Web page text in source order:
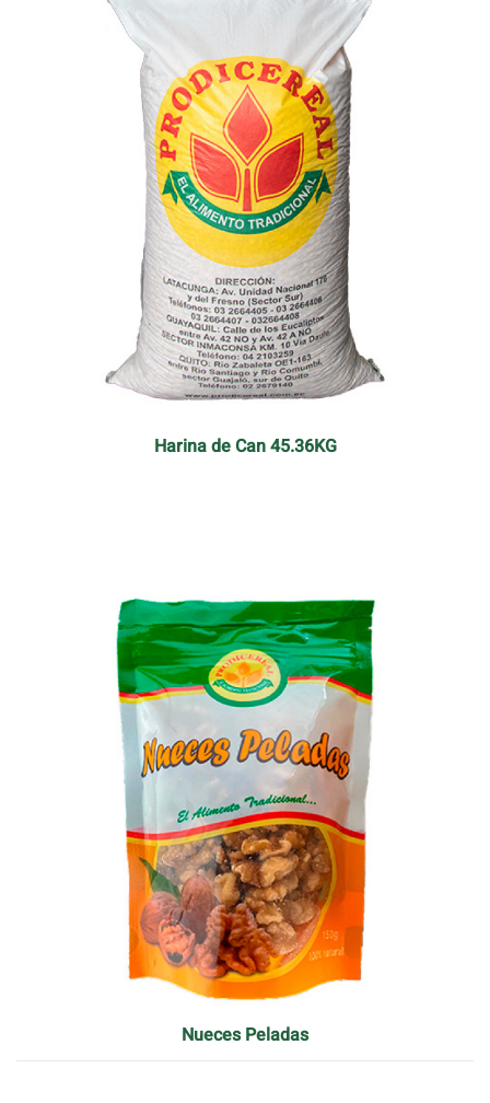
Harina de Can 45.36KG
Nueces Peladas